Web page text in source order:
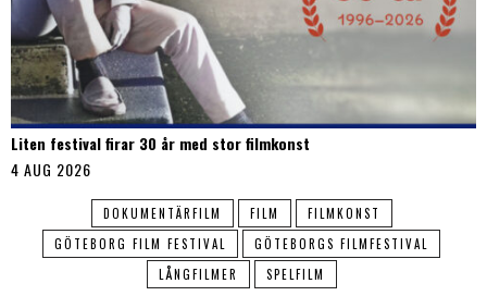
Liten festival firar 30 år med stor filmkonst
4 AUG 2026
DOKUMENTÄRFILM FILM
FILMKONST
GÖTEBORG FILM FESTIVAL
GÖTEBORGS FILMFESTIVAL
LÅNGFILMER
SPELFILM